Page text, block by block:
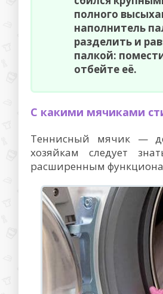
полного
наполнитель
разделить и
палкой:
отбейте её.
С какими мячиками
Теннисный мячик —
хозяйкам следует
расширенным